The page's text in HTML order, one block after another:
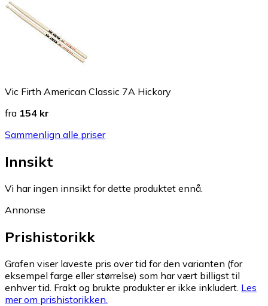
Vic Firth American Classic 7A Hickory
fra 154 kr
Sammenlign alle priser
Innsikt
Vi har ingen innsikt for dette produktet ennå.
Annonse
Prishistorikk
Grafen viser laveste pris over tid for den varianten (for
eksempel farge eller størrelse) som har vært billigst til
enhver tid. Frakt og brukte produkter er ikke inkludert. Les
mer om prishistorikken.